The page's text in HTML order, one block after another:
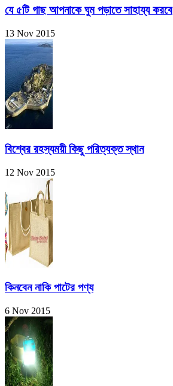
যে ৫টি গাছ আপনাকে ঘুম পড়াতে সাহায্য করবে
13 Nov 2015
বিশ্বের রহস্যময়ী কিছু পরিত্যক্ত স্থান
12 Nov 2015
কিনবেন নাকি পাটের পণ্য
6 Nov 2015